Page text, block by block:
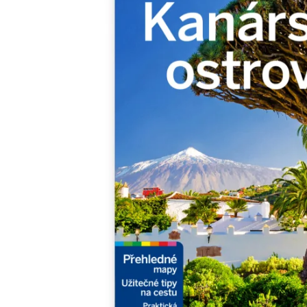
Aktivity / Samolepky
Rozprávky a príbehy
Lacné knihy